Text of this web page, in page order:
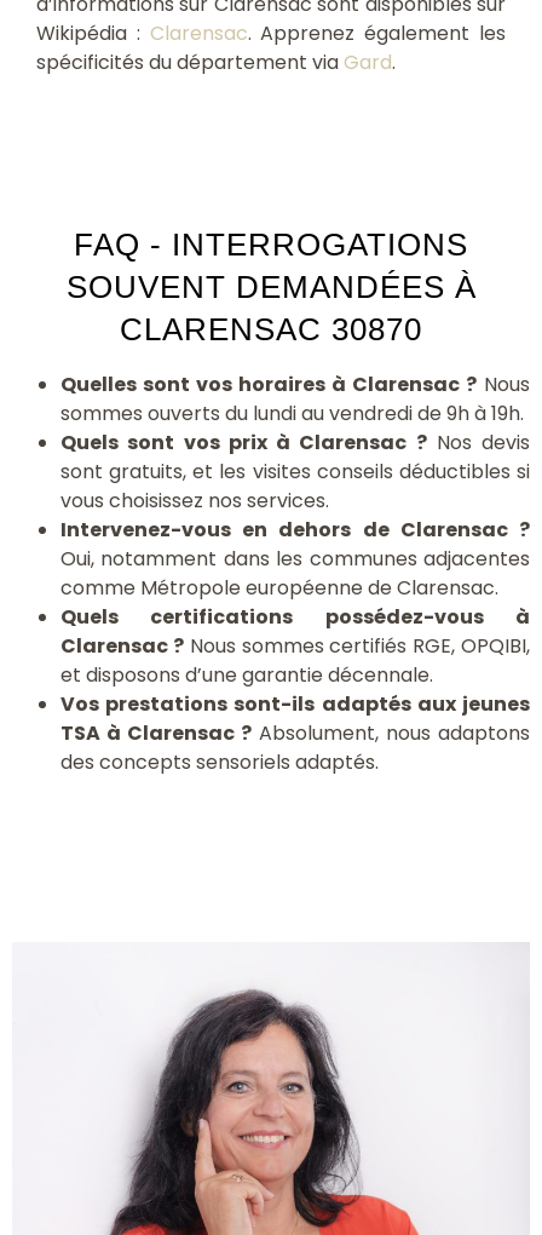
Wikipédia : Clarensac. Apprenez également les
spécificités du département viaGard.
FAQ - INTERROGATIONS
SOUVENT DEMANDÉES À
CLARENSAC 30870
Quelles sont vos horaires à Clarensac ? Nous
sommes ouverts du lundi au vendredi de 9h à 19h.
Quels sont vos prix à Clarensac ?Nos devis
sont gratuits, et les visites conseils déductibles si
vous choisissez nos services.
Intervenez-vous en dehors de Clarensac ?
Oui, notamment dans les communes adjacentes
comme Métropole européenne de Clarensac.
Quels certifications possédez-vous à
Clarensac ?Nous sommes certifiés RGE, OPQIBI,
et disposons d’une garantie décennale.
Vos prestations sont-ils adaptés aux jeunes
TSA à Clarensac ? Absolument, nous adaptons
des concepts sensoriels adaptés.